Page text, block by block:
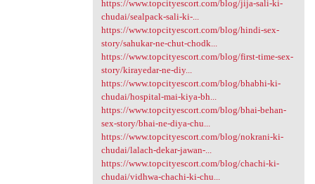
https://www.topcityescort.com/blog/jija-sali-ki-
chudai/sealpack-sali-ki-...
https://www.topcityescort.com/blog/hindi-sex-
story/sahukar-ne-chut-chodk...
https://www.topcityescort.com/blog/first-time-sex-
story/kirayedar-ne-diy...
https://www.topcityescort.com/blog/bhabhi-ki-
chudai/hospital-mai-kiya-bh...
https://www.topcityescort.com/blog/bhai-behan-
sex-story/bhai-ne-diya-chu...
https://www.topcityescort.com/blog/nokrani-ki-
chudai/lalach-dekar-jawan-...
https://www.topcityescort.com/blog/chachi-ki-
chudai/vidhwa-chachi-ki-chu...